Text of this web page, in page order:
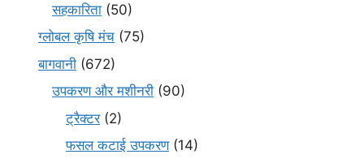
सहकारिता (50)
ग्लोबल कृषि मंच (75)
बागवानी (672)
उपकरण और मशीनरी (90)
ट्रैक्टर(2)
फसल कटाई उपकरण(14)